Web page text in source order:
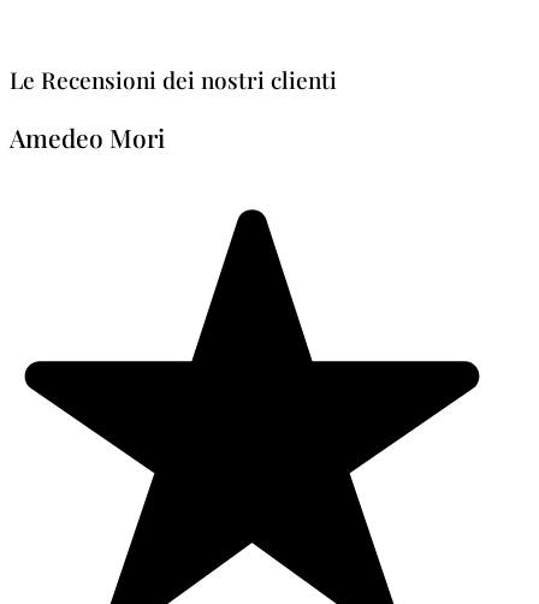
Le Recensioni dei nostri clienti
Amedeo Mori